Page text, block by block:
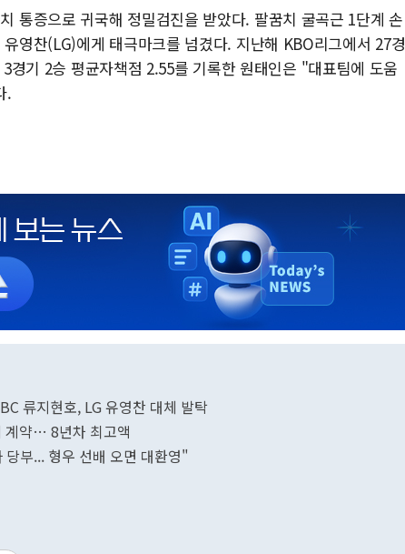
통증으로 귀국해 정밀검진을 받았다. 팔꿈치 굴곡근 1단계 손
영찬(LG)에게 태극마크를 넘겼다. 지난해 KBO리그에서 27경
경기 2승 평균자책점 2.55를 기록한 원태인은 "대표팀에 도움
.
류지현호, LG 유영찬 대체 발탁
계약… 8년차 최고액
부... 형우 선배 오면 대환영"